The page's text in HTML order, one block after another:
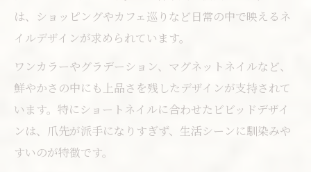
ネイルの鮮やかさを長持ちさせるポイント
ビビッドネイルで毎日を彩るアイデア集
家事や仕事でも安心のネイル選び方
簡単セルフケアでネイルを美しく保つ方法
は、ショッピングやカフェ巡りなど日常の中で映えるネ
イルデザインが求められています。
ワンカラーやグラデーション、マグネットネイルなど、
鮮やかさの中にも上品さを残したデザインが支持されて
います。特にショートネイルに合わせたビビッドデザイ
ンは、爪先が派手になりすぎず、生活シーンに馴染みや
すいのが特徴です。